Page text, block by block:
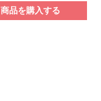
商品を購入する